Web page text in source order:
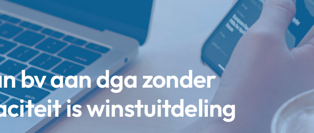
bv aan dga zonder
is winstuitdeling